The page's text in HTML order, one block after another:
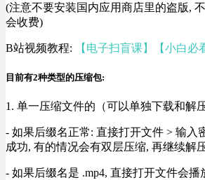
(注意不要安装国内应用商店里的盗版,
会收费)
B站视频教程: 【电子扫盲课】【小白
目前有2种类型的压缩包:
1. 单一压缩文件的（可以单独下载和解
- 如果后缀名正常: 直接打开文件 > 输入
成功, 有的情况会有双层压缩, 再继续解
- 如果后缀名是 .mp4, 直接打开文件会